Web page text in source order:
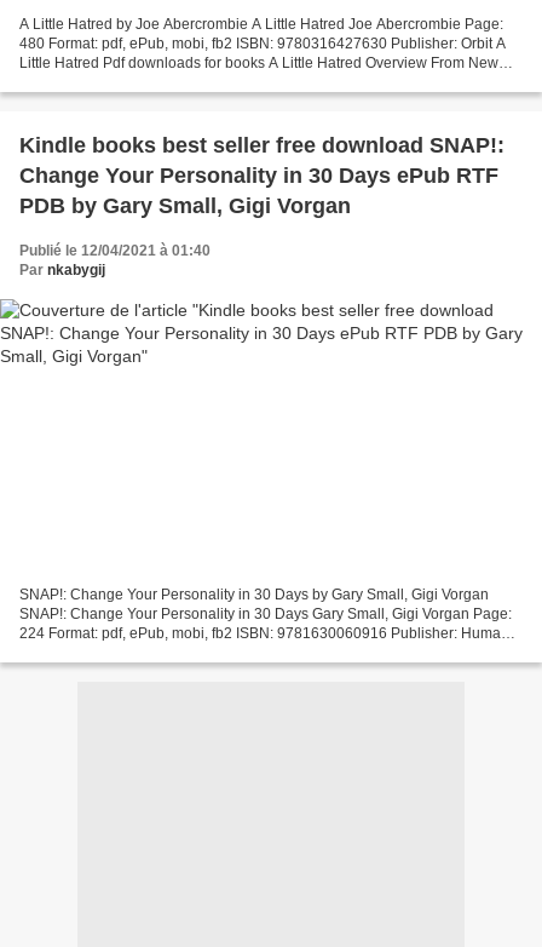
A Little Hatred by Joe Abercrombie A Little Hatred Joe Abercrombie Page:
480 Format: pdf, ePub, mobi, fb2 ISBN: 9780316427630 Publisher: Orbit A
Little Hatred Pdf downloads for books A Little Hatred Overview From New
Kindle books best seller free download SNAP!:
Change Your Personality in 30 Days ePub RTF
PDB by Gary Small, Gigi Vorgan
Publié le 12/04/2021 à 01:40
Par nkabygij
SNAP!: Change Your Personality in 30 Days by Gary Small, Gigi Vorgan
SNAP!: Change Your Personality in 30 Days Gary Small, Gigi Vorgan Page:
224 Format: pdf, ePub, mobi, fb2 ISBN: 9781630060916 Publisher: Humanix